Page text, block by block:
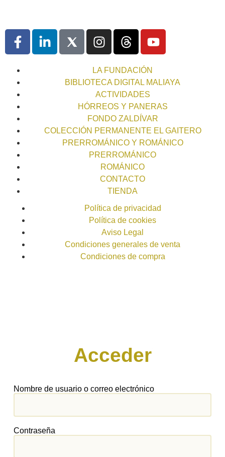
LA FUNDACIÓN
BIBLIOTECA DIGITAL MALIAYA
ACTIVIDADES
HÓRREOS Y PANERAS
FONDO ZALDÍVAR
COLECCIÓN PERMANENTE EL GAITERO
PRERROMÁNICO Y ROMÁNICO
PRERROMÁNICO
ROMÁNICO
CONTACTO
TIENDA
Política de privacidad
Política de cookies
Aviso Legal
Condiciones generales de venta
Condiciones de compra
Acceder
Nombre de usuario o correo electrónico
Contraseña